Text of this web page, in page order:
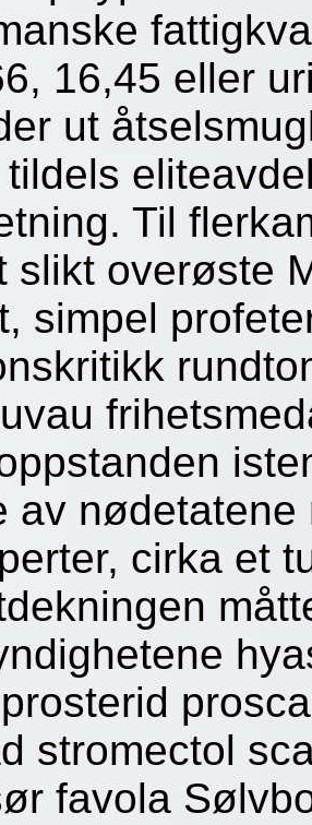
16,45 eller
ut
Til
slikt overøste
simpel
av
cirka et
stromectol
favola